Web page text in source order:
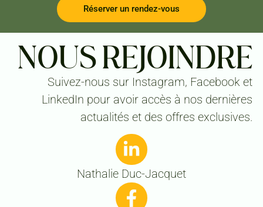
Réserver un rendez-vous
NOUS REJOINDRE
Suivez-nous sur Instagram, Facebook et
LinkedIn pour avoir accès à nos dernières
actualités et des offres exclusives.
Nathalie Duc-Jacquet